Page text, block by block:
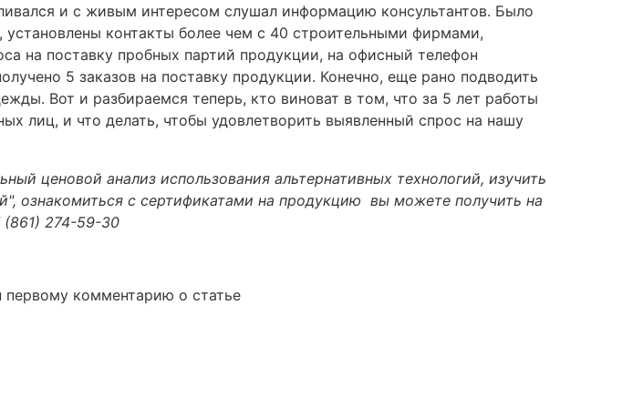
и с живым интересом слушал информацию консультантов. Было
контакты более чем с 40 строительными фирмами,
на поставку пробных партий продукции, на офисный телефон
5 заказов на поставку продукции. Конечно, еще рано подводить
Вот и разбираемся теперь, кто виноват в том, что за 5 лет работы
лиц, и что делать, чтобы удовлетворить выявленный спрос на нашу
ценовой анализ использования альтернативных технологий, изучить
ознакомиться с сертификатами на продукцию вы можете получить на
(861) 274-59-30
первому комментарию о статье